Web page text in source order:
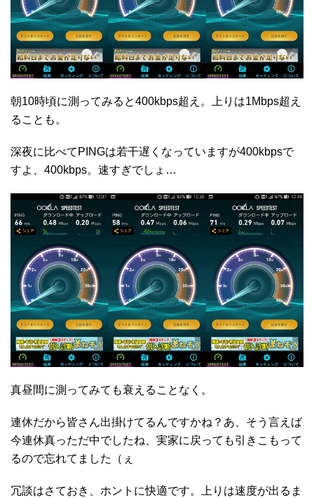
朝10時頃に測ってみると400kbps超え。上りは1Mbps超え
ることも。
深夜に比べてPINGは若干遅くなっていますが400kbpsで
すよ、400kbps。速すぎでしょ…
真昼間に測ってみても衰えることなく。
連休だから皆さん出掛けてるんですかね？あ、そう言えば
今連休真っただ中でしたね、実家に戻っても引きこもって
るので忘れてました（ぇ
冗談はさておき、ホントに快適です。上りは速度が出るま